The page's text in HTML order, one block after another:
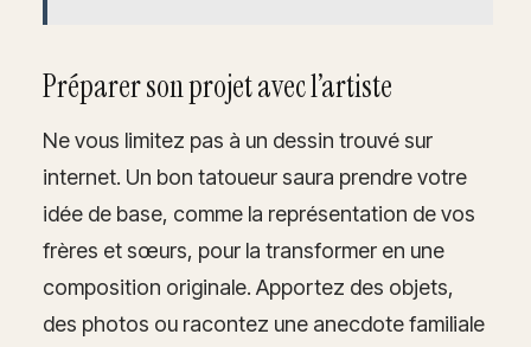
Préparer son projet avec l’artiste
Ne vous limitez pas à un dessin trouvé sur
internet. Un bon tatoueur saura prendre votre
idée de base, comme la représentation de vos
frères et sœurs, pour la transformer en une
composition originale. Apportez des objets,
des photos ou racontez une anecdote familiale